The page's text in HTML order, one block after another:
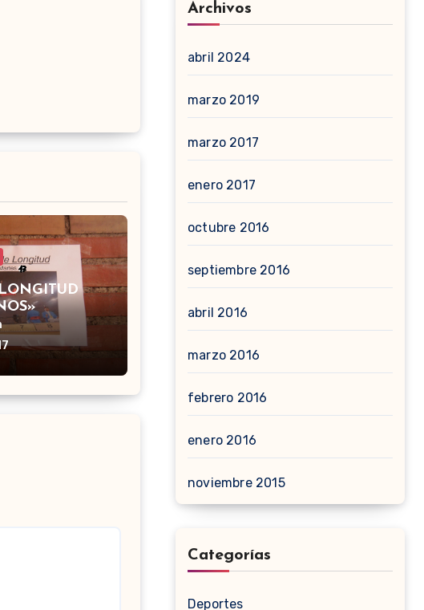
Archivos
abril 2024
marzo 2019
marzo 2017
enero 2017
octubre 2016
septiembre 2016
abril 2016
marzo 2016
febrero 2016
enero 2016
noviembre 2015
Categorías
Deportes